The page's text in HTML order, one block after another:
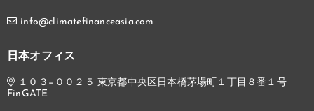
info@climatefinanceasia.com
日本オフィス
１０３−００２５ 東京都中央区日本橋茅場町１丁目８番１号
FinGATE